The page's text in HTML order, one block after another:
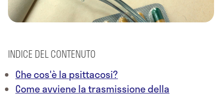
INDICE DEL CONTENUTO
Che cos'è la psittacosi?
Come avviene la trasmissione della